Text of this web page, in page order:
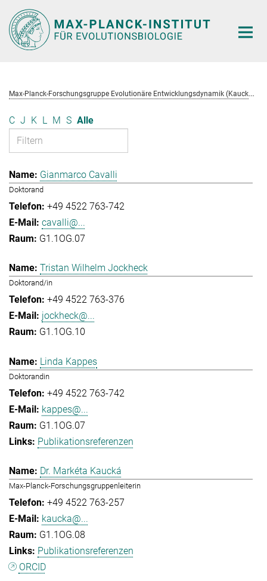
Hauptinhalt
M
ax-Planck-Forschungsgruppe Evolutionäre Entwicklungsdynamik (Kaucká)
C J K L M S Alle
Gianmarco Cavalli
Doktorand
+49 4522 763-742
cavalli@...
G1.1OG.07
Tristan Wilhelm Jockheck
Doktorand/in
+49 4522 763-376
jockheck@...
G1.1OG.10
Linda Kappes
Doktorandin
+49 4522 763-742
kappes@...
G1.1OG.07
Publikationsreferenzen
Dr. Markéta Kaucká
Max-Planck-Forschungsgruppenleiterin
+49 4522 763-257
kaucka@...
G1.1OG.08
Publikationsreferenzen
ORCID